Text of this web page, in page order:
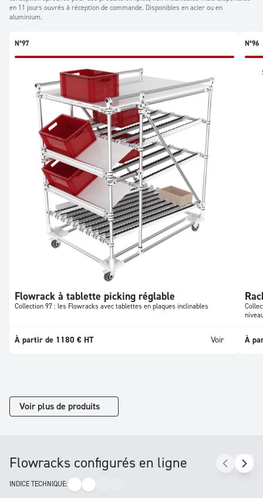
en 11 jours ouvrés à réception de commande. Disponibles en acier ou en
aluminium.
N°97
Flowrack à tablette picking réglable
Collection 97 : les Flowracks avec tablettes en plaques inclinables
À partir de 1180 € HT Voir
N°96
À
Voir plus de produits
Flowracks configurés en ligne
INDICE TECHNIQUE: